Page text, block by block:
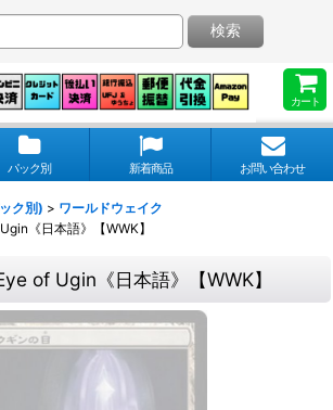
カート
検索
パック別 新着商品 お問い合わせ
ク別) > ワールドウェイク
《日本語》【WWK】
of Ugin《日本語》【WWK】